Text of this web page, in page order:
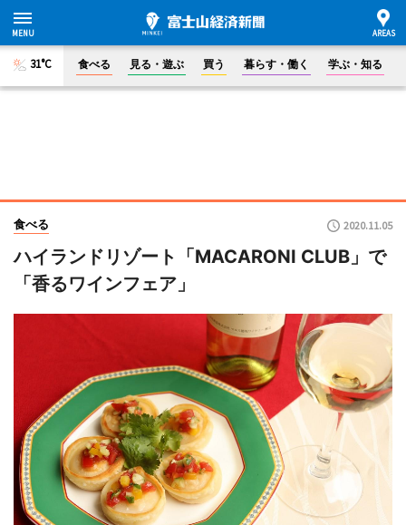
31°C 食べる 見る・遊ぶ 買う 暮らす・働く 学ぶ・知る
食べる 2020.11.05
ハイランドリゾート「MACARONI CLUB」で
「香るワインフェア」